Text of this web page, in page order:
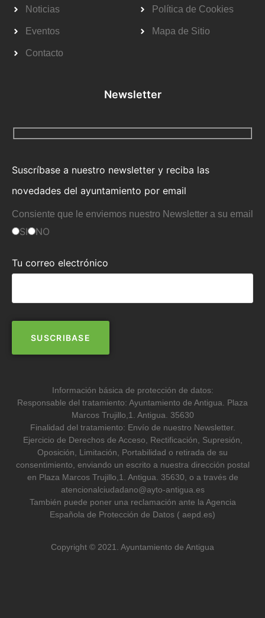
Noticias
Eventos
Contacto
Política de Cookies
Mapa de Sitio
Newsletter
Suscríbase a nuestro newsletter y reciba las
novedades del ayuntamiento por email
Consiente que le enviemos nuestro Newsletter a su email
SI NO
Tu correo electrónico
Información básica de protección de datos:
Responsable del tratamiento: Ayuntamiento de Antigua. Plaza
Marcos Trujillo,1. Antigua. 35630
Finalidad del tratamiento: Envío de nuestro Newsletter.
Ejercicio de Derechos de Acceso, Rectificación, Supresión,
Oposición, Limitación, Portabilidad o retirada de su
consentimiento, enviando un escrito a nuestra dirección postal
en Plaza Marcos Trujillo,1. Antigua. 35630, o a través de
atencionalciudadano@ayto-antigua.es
También puede poner una reclamación ante la Agencia
Española de Protección de Datos ( aepd.es)
Copyright © 2021. Ayuntamiento de Antigua